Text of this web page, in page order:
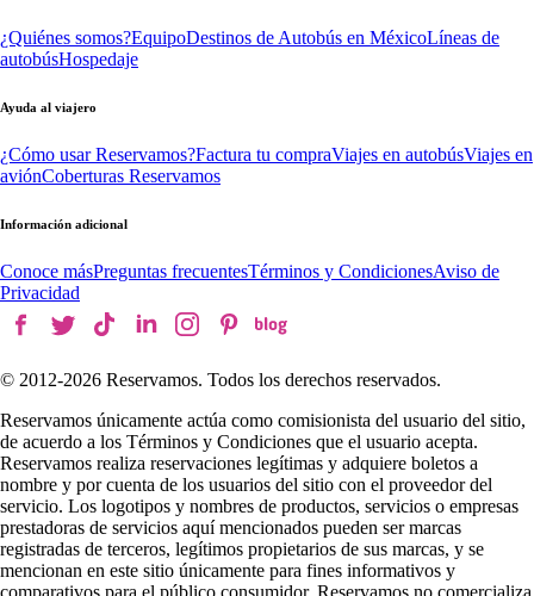
¿Quiénes somos?EquipoDestinos de Autobús en MéxicoLíneas de
autobúsHospedaje
Ayuda al viajero
¿Cómo usar Reservamos?Factura tu compraViajes en autobúsViajes en
aviónCoberturas Reservamos
Información adicional
Conoce másPreguntas frecuentesTérminos y CondicionesAviso de
Privacidad
© 2012-2026 Reservamos. Todos los derechos reservados.
Reservamos únicamente actúa como comisionista del usuario del sitio,
de acuerdo a los Términos y Condiciones que el usuario acepta.
Reservamos realiza reservaciones legítimas y adquiere boletos a
nombre y por cuenta de los usuarios del sitio con el proveedor del
servicio. Los logotipos y nombres de productos, servicios o empresas
prestadoras de servicios aquí mencionados pueden ser marcas
registradas de terceros, legítimos propietarios de sus marcas, y se
mencionan en este sitio únicamente para fines informativos y
comparativos para el público consumidor. Reservamos no comercializa